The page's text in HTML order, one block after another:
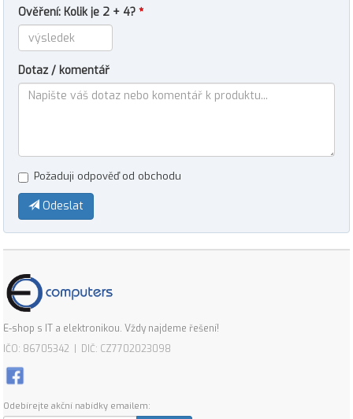
Ověření: Kolik je 2 + 4? *
Dotaz / komentář
Požaduji odpověď od obchodu
Odeslat
E-shop s IT a elektronikou. Vždy najdeme řešení!
IČO: 86705342 | DIČ: CZ7702023098
Odebírejte akční nabídky emailem: